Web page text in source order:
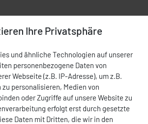
Ihre Privatsphäre
und ähnliche Technologien auf unserer
personenbezogene Daten von
Webseite (z.B. IP-Adresse), um z.B.
personalisieren, Medien von
oder Zugriffe auf unsere Website zu
erfolgt erst durch gesetzte
Daten mit Dritten, die wir in den